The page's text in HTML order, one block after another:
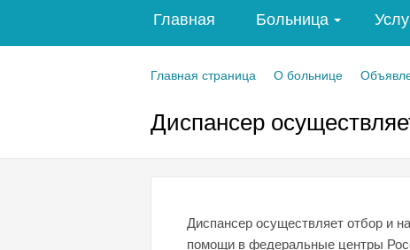
Главная Больница
Главная страница О больнице
Диспансер
Диспансер осуществляет отбор и
помощи в федеральные центры